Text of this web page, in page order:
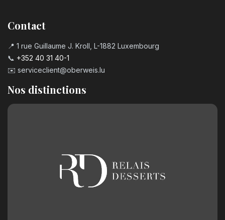
Contact
📍 1 rue Guillaume J. Kroll, L-1882 Luxembourg
📞 +352 40 31 40-1
✉️ serviceclient@oberweis.lu
Nos distinctions